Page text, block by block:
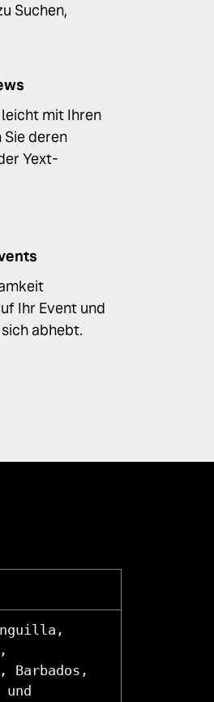
Suchen,
mit Ihren
deren
Yext-
Ihr Event und
abhebt.
Barbados,